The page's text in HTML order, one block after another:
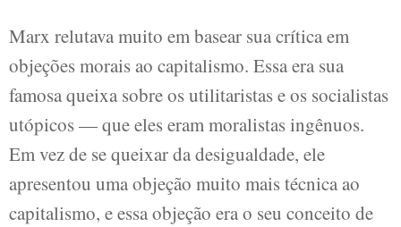
Marx relutava muito em basear sua crítica em
objeções morais ao capitalismo. Essa era sua
famosa queixa sobre os utilitaristas e os socialistas
utópicos — que eles eram moralistas ingênuos.
Em vez de se queixar da desigualdade, ele
apresentou uma objeção muito mais técnica ao
capitalismo, e essa objeção era o seu conceito de